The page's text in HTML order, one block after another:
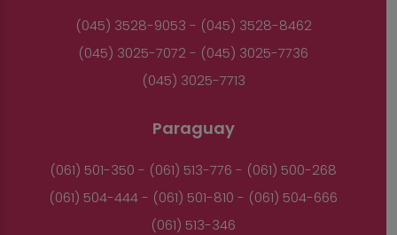
(045) 3528-9053 - (045) 3528-8462
(045) 3025-7072 - (045) 3025-7736
(045) 3025-7713
Paraguay
(061) 501-350 - (061) 513-776 - (061) 500-268
(061) 504-444 - (061) 501-810 - (061) 504-666
(061) 513-346